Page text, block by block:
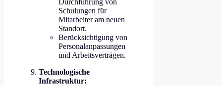
Durchführung von
Schulungen für
Mitarbeiter am neuen
Standort.
Berücksichtigung von
Personalanpassungen
und Arbeitsverträgen.
Technologische
Infrastruktur: